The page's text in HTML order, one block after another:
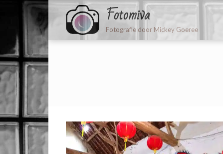
Fotomiva
Fotografie door Mickey Goeree